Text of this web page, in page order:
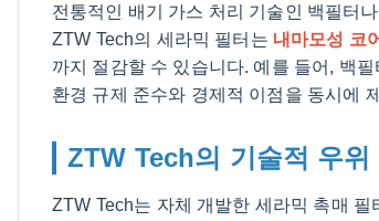
전통적인 배기 가스 처리 기술인 백필터
ZTW Tech의 세라믹 필터는 내마모성 코
까지 절감할 수 있습니다. 예를 들어, 백
환경 규제 준수와 경제적 이점을 동시에
ZTW Tech의 기술적 우위
ZTW Tech는 자체 개발한 세라믹 촉매